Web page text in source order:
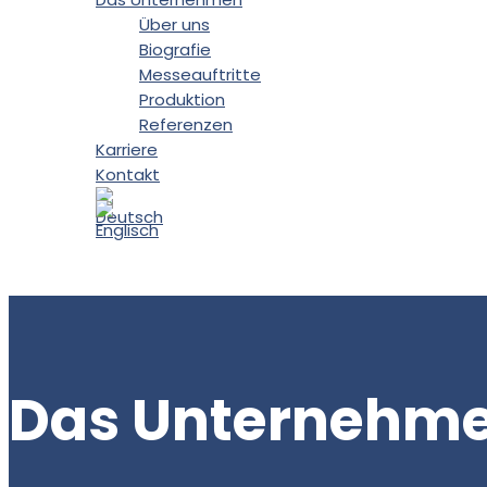
Über uns
Biografie
Messeauftritte
Produktion
Referenzen
Karriere
Kontakt
Das